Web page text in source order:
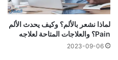
لماذا نشعر بالألم؟ وكيف يحدث الألم
Pain؟ والعلاجات المتاحة لعلاجه
2023-09-06